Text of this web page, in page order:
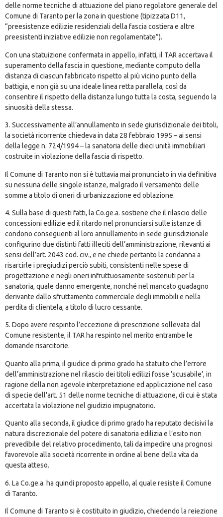
delle norme tecniche di attuazione del piano regolatore generale del
Comune di Taranto per la zona in questione (tipizzata D11,
“preesistenze edilizie residenziali della fascia costiera e altre
preesistenti iniziative edilizie non regolamentate”).
Con una statuizione confermata in appello, infatti, il TAR accertava il
superamento della fascia in questione, mediante computo della
distanza di ciascun fabbricato rispetto al più vicino punto della
battigia, e non già su una ideale linea retta parallela, così da
consentire il rispetto della distanza lungo tutta la costa, seguendo la
sinuosità della stessa.
3. Successivamente all’annullamento in sede giurisdizionale dei titoli,
la società ricorrente chiedeva in data 28 febbraio 1995 – ai sensi
della legge n. 724/1994 – la sanatoria delle dieci unità immobiliari
costruite in violazione della fascia di rispetto.
Il Comune di Taranto non si è tuttavia mai pronunciato in via definitiva
su nessuna delle singole istanze, malgrado il versamento delle
somme a titolo di oneri di urbanizzazione ed oblazione.
4. Sulla base di questi fatti, la Co.ge.a. sostiene che il rilascio delle
concessioni edilizie ed il ritardo nel pronunciarsi sulle istanze di
condono conseguenti al loro annullamento in sede giurisdizionale
configurino due distinti fatti illeciti dell’amministrazione, rilevanti ai
sensi dell’art. 2043 cod. civ., e ne chiede pertanto la condanna a
risarcirle i pregiudizi perciò subiti, consistenti nelle spese di
progettazione e negli oneri infruttuosamente sostenuti per la
sanatoria, quale danno emergente, nonché nel mancato guadagno
derivante dallo sfruttamento commerciale degli immobili e nella
perdita di clientela, a titolo di lucro cessante.
5. Dopo avere respinto l’eccezione di prescrizione sollevata dal
Comune resistente, il TAR ha respinto nel merito entrambe le
domande risarcitorie.
Quanto alla prima, il giudice di primo grado ha statuito che l’errore
dell’amministrazione nel rilascio dei titoli edilizi fosse ‘scusabile’, in
ragione della non agevole interpretazione ed applicazione nel caso
di specie dell’art. 51 delle norme tecniche di attuazione, di cui è stata
accertata la violazione nel giudizio impugnatorio.
Quanto alla seconda, il giudice di primo grado ha reputato decisivi la
natura discrezionale del potere di sanatoria edilizia e l’esito non
prevedibile del relativo procedimento, tali da impedire una prognosi
favorevole alla società ricorrente in ordine al bene della vita da
questa atteso.
6. La Co.ge.a. ha quindi proposto appello, al quale resiste il Comune
di Taranto.
Il Comune di Taranto si è costituito in giudizio, chiedendo la reiezione